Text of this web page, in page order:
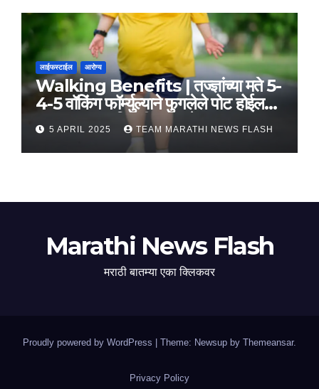
लाईफस्टाईल आरोग्य
Walking Benefits | तज्ज्ञांच्या मते 5-
4-5 वॉकिंग फॉर्म्युल्याने फुगलेले पोट होईल
लवकर सपाट, मिळतील फायदे
5 APRIL 2025 TEAM MARATHI NEWS FLASH
Marathi News Flash
मराठी बातम्या एका क्लिकवर
Proudly powered by WordPress Theme: Newsup by Themeansar.
Privacy Policy